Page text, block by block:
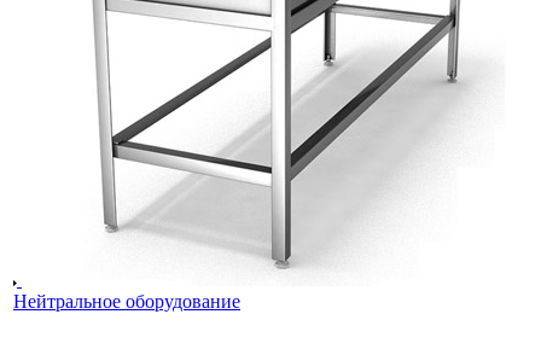
Нейтральное оборудование